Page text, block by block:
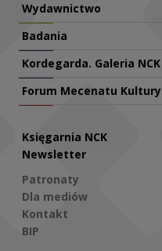
Wydawnictwo
Badania
Kordegarda. Galeria NCK
Forum Mecenatu Kultury
Księgarnia NCK
Newsletter
Patronaty
Dla mediów
Kontakt
BIP